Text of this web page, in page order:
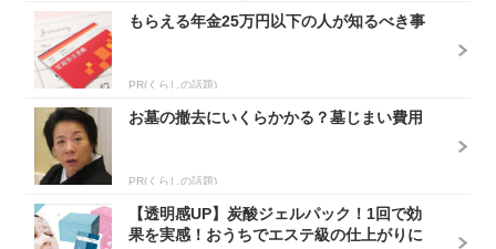
もらえる年金25万円以下の人が知るべき事
PR(くらしの話題)
お墓の撤去にいくらかかる？墓じまい費用
PR(くらしの話題)
【透明感UP】炭酸ジェルパック！1回で効
果を実感！おうちでエステ級の仕上がりに